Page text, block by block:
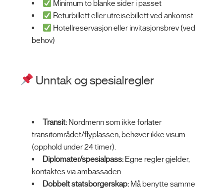
Minimum to blanke sider i passet
Returbillett eller utreisebillett ved ankomst
Hotellreservasjon eller invitasjonsbrev (ved
behov)
Unntak og spesialregler
Transit: Nordmenn som ikke forlater
transitområdet/flyplassen, behøver ikke visum
(opphold under 24 timer).
Diplomater/spesialpass: Egne regler gjelder,
kontaktes via ambassaden.
Dobbelt statsborgerskap: Må benytte samme